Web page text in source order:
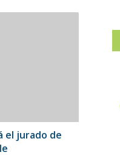
el jurado de